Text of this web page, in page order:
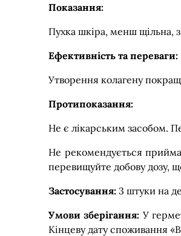
Показання:
Пухка шкіра, менш щільна,
Ефективність та переваги:
Утворення колагену
Протипоказання:
Не є лікарським засобом.
Не рекомендується
перевищуйте добову дозу,
Застосування: 3 штуки на
Умови зберігання: У
Кінцеву дату споживання